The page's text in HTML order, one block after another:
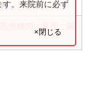
●
療機関に直接ご確
す。来院前に必ず
×閉じる